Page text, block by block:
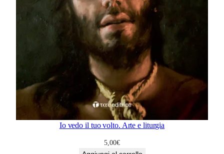
Io vedo il tuo volto. Arte e liturgia
5,00€